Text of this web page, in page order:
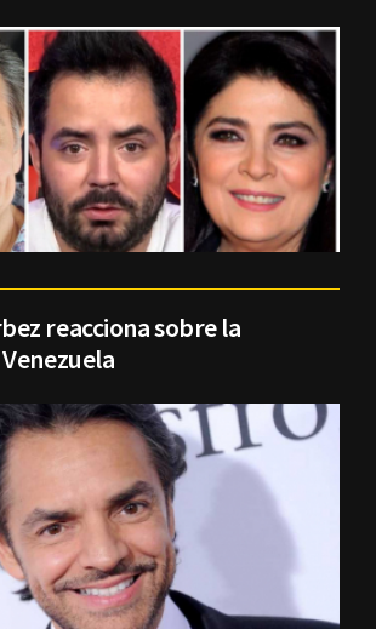
reacciona sobre la